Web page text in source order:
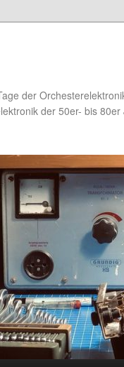
der
der 50er- bis 80er